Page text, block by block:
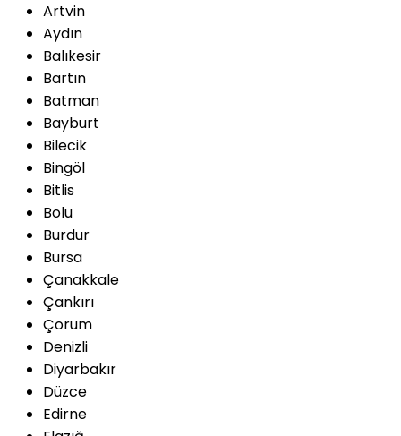
Artvin
Aydın
Balıkesir
Bartın
Batman
Bayburt
Bilecik
Bingöl
Bitlis
Bolu
Burdur
Bursa
Çanakkale
Çankırı
Çorum
Denizli
Diyarbakır
Düzce
Edirne